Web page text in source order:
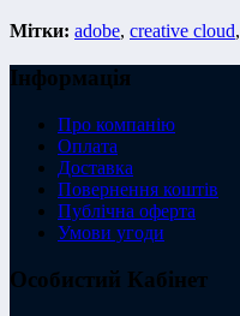
Мітки: adobe, creative cloud,
Інформація
Про компанію
Оплата
Доставка
Повернення коштів
Публічна оферта
Умови угоди
Особистий Кабінет